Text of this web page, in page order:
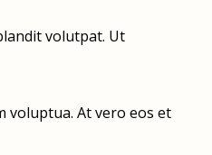
volutpat. Ut
voluptua. At vero eos et